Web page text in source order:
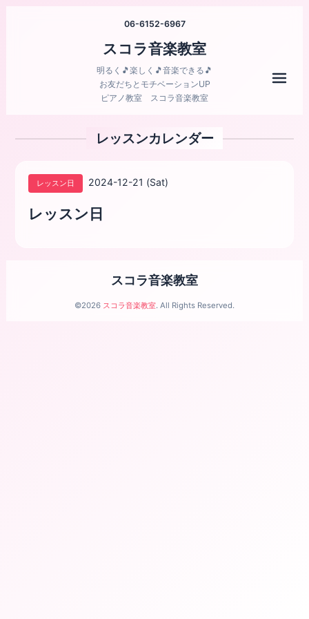
06-6152-6967
スコラ音楽教室
明るく🎵楽しく🎵音楽できる🎵
お友だちとモチベーションUP
ピアノ教室 スコラ音楽教室
レッスンカレンダー
レッスン日 2024-12-21 (Sat)
レッスン日
スコラ音楽教室
©2026 スコラ音楽教室. All Rights Reserved.